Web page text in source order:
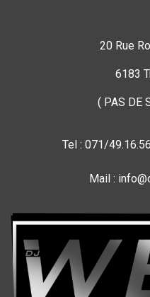
20 Rue
6183
( PAS DE
Tel : 071/
Mail :